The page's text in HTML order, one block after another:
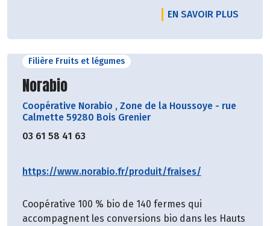
EN SAVOIR PLUS
Filière Fruits et légumes
Découvrir le producteur
Norabio
Coopérative Norabio , Zone de la Houssoye - rue
Calmette 59280 Bois Grenier
03 61 58 41 63
https://www.norabio.fr/produit/fraises/
Coopérative 100 % bio de 140 fermes qui
accompagnent les conversions bio dans les Hauts